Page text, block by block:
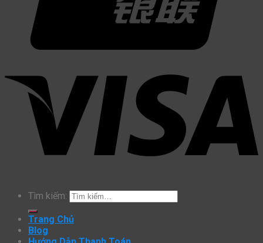
Tìm kiếm:
Trang Chủ
Blog